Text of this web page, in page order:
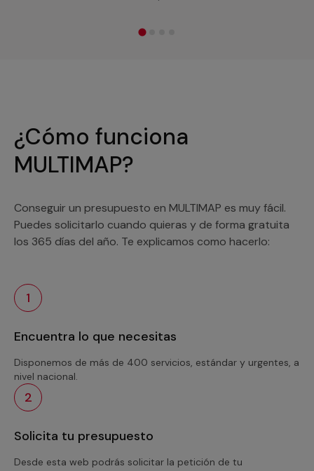
¿Cómo funciona
MULTIMAP?
Conseguir un presupuesto en MULTIMAP es muy fácil.
Puedes solicitarlo cuando quieras y de forma gratuita
los 365 días del año. Te explicamos como hacerlo:
1
Encuentra lo que necesitas
Disponemos de más de 400 servicios, estándar y urgentes, a
nivel nacional.
2
Solicita tu presupuesto
Desde esta web podrás solicitar la petición de tu